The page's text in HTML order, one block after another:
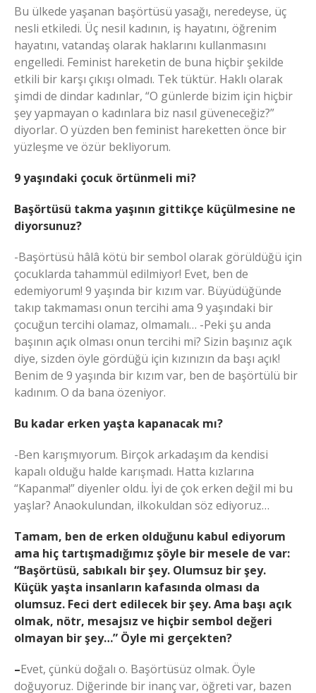
Bu ülkede yaşanan başörtüsü yasağı, neredeyse, üç
nesli etkiledi. Üç nesil kadının, iş hayatını, öğrenim
hayatını, vatandaş olarak haklarını kullanmasını
engelledi. Feminist hareketin de buna hiçbir şekilde
etkili bir karşı çıkışı olmadı. Tek tüktür. Haklı olarak
şimdi de dindar kadınlar, “O günlerde bizim için hiçbir
şey yapmayan o kadınlara biz nasıl güveneceğiz?”
diyorlar. O yüzden ben feminist hareketten önce bir
yüzleşme ve özür bekliyorum.
9 yaşındaki çocuk örtünmeli mi?
Başörtüsü takma yaşının gittikçe küçülmesine ne
diyorsunuz?
-Başörtüsü hâlâ kötü bir sembol olarak görüldüğü için
çocuklarda tahammül edilmiyor! Evet, ben de
edemiyorum! 9 yaşında bir kızım var. Büyüdüğünde
takıp takmaması onun tercihi ama 9 yaşındaki bir
çocuğun tercihi olamaz, olmamalı… -Peki şu anda
başının açık olması onun tercihi mi? Sizin başınız açık
diye, sizden öyle gördüğü için kızınızın da başı açık!
Benim de 9 yaşında bir kızım var, ben de başörtülü bir
kadınım. O da bana özeniyor.
Bu kadar erken yaşta kapanacak mı?
-Ben karışmıyorum. Birçok arkadaşım da kendisi
kapalı olduğu halde karışmadı. Hatta kızlarına
“Kapanma!” diyenler oldu. İyi de çok erken değil mi bu
yaşlar? Anaokulundan, ilkokuldan söz ediyoruz…
Tamam, ben de erken olduğunu kabul ediyorum
ama hiç tartışmadığımız şöyle bir mesele de var:
“Başörtüsü, sabıkalı bir şey. Olumsuz bir şey.
Küçük yaşta insanların kafasında olması da
olumsuz. Feci dert edilecek bir şey. Ama başı açık
olmak, nötr, mesajsız ve hiçbir sembol değeri
olmayan bir şey…” Öyle mi gerçekten?
–Evet, çünkü doğalı o. Başörtüsüz olmak. Öyle
doğuyoruz. Diğerinde bir inanç var, öğreti var, bazen